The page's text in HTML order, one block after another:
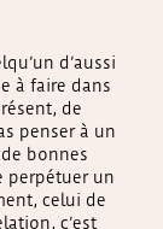
d’aussi
à faire dans
de
penser à un
bonnes
perpétuer un
celui de
c’est